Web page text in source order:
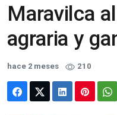
Maravilca
agraria y
hace 2 meses 210